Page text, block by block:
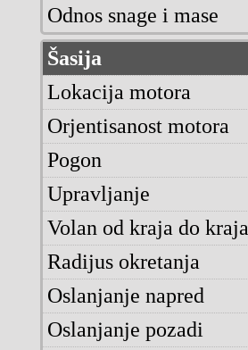
Odnos snage i mase
Šasija
Lokacija motora
Orjentisanost motora
Pogon
Upravljanje
Volan od kraja do kraja
Radijus okretanja
Oslanjanje napred
Oslanjanje pozadi